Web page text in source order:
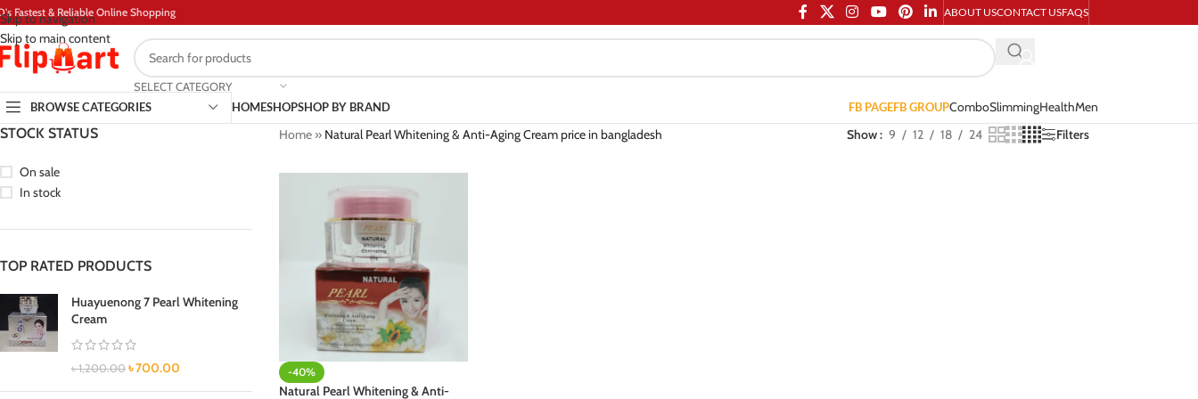
Skip to navigation
Skip to main content
Fastest & Reliable Online Shopping ABOUT USCONTACT USFAQS
SELECT CATEGORY
BROWSE CATEGORIES
HOMESHOPSHOP BY BRAND FB PAGEFB GROUPComboSlimmingHealthMen
STOCK STATUS
On sale
In stock
TOP RATED PRODUCTS
Huayuenong 7 Pearl Whitening
Cream
৳1,200.00 ৳700.00
Home» Natural Pearl Whitening & Anti-Aging Cream price in bangladesh Show 9 12 18 24 Filters
-40%
Natural Pearl Whitening & Anti-